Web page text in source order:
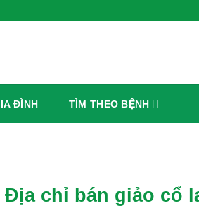
ĐÌNH TÌM THEO BỆNH
Địa chỉ bán giảo cổ